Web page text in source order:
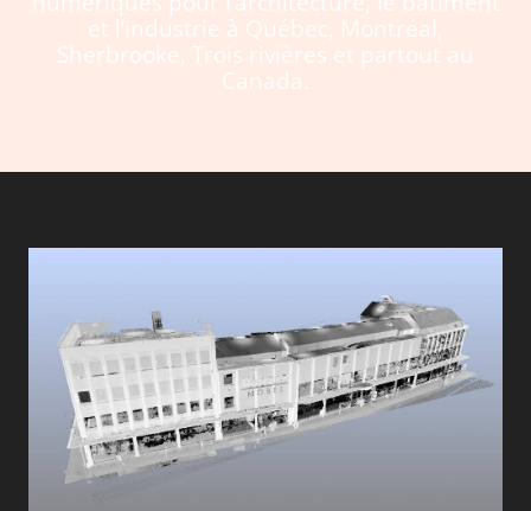
et l’industrie à Québec, Montréal,
Sherbrooke, Trois rivières et partout au
Canada.